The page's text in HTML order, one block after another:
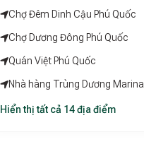
Chợ Đêm Dinh Cậu Phú Quốc
Chợ Dương Đông Phú Quốc
Quán Việt Phú Quốc
Nhà hàng Trùng Dương Marina
Hiển thị tất cả 14 địa điểm